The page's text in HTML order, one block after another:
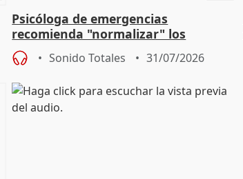
Psicóloga de emergencias
recomienda "normalizar" los
síntomas tras sufrir un incendio
Sonido Totales 31/07/2026